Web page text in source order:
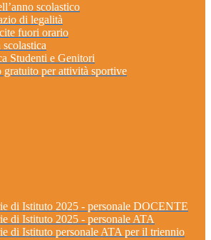
scolastico
di legalità
fuori orario
Studenti e Genitori
gratuito per attività sportive
di Istituto 2025 - personale DOCENTE
di Istituto 2025 - personale ATA
di Istituto personale ATA per il triennio